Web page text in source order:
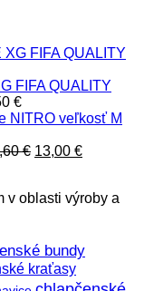
FIFA QUALITY
€
NITRO veľkosť M
€ Pôvodná
15,60 €.
13,00 €Aktuálna
13,00 €.
v oblasti výroby a
bundy
kraťasy